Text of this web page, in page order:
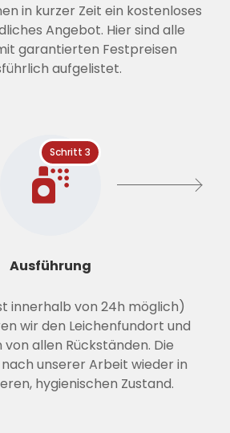
in kurzer Zeit ein kostenloses
Angebot. Hier sind alle
garantierten Festpreisen
aufgelistet.
Schritt 3
Ausführung
innerhalb von 24h möglich)
wir den Leichenfundort und
allen Rückständen. Die
unserer Arbeit wieder in
hygienischen Zustand.